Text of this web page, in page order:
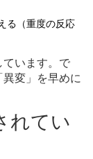
る（重度の反応
います。で
変」を早めに
れてい